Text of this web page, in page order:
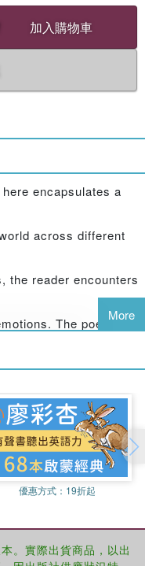
加入購物車
encapsulates a
across different
the reader encounters
The poems
odyssey, a testament
their existence.
love, these verses
experience. The
rather, they
More
優惠方式： 19折起
。實際出貨商品，以出